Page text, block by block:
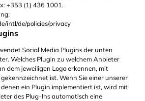
+353 (1) 436 1001.
intl/de/policies/privacy
Social Media Plugins der unten
Welches Plugin zu welchem Anbieter
dem jeweiligen Logo erkennen, mit
ist. Wenn Sie einer unserer
ein Plugin implementiert ist, wird mit
des Plug-Ins automatisch eine